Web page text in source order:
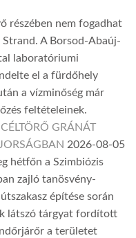
részében nem fogadhat
A Borsod-Abaúj-
laboratóriumi
el a fürdőhely
a vízminőség már
feltételeinek.
GRÁNÁT
2026-08-05
hétfőn a Szimbiózis
zajló tanösvény-
építése során
látszó tárgyat fordított
a területet